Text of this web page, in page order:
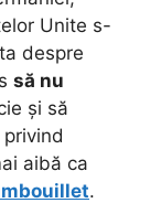
Unite s-
despre
să nu
și să
aibă ca
.